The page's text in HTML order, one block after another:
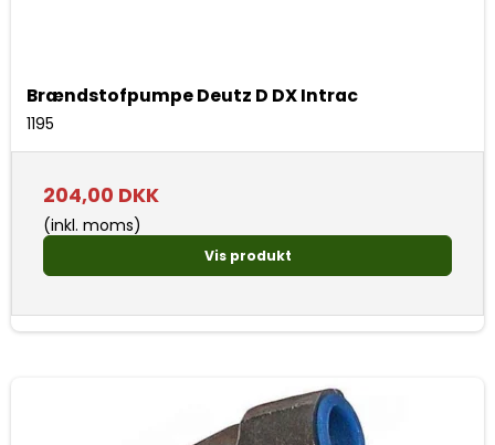
Brændstofpumpe Deutz D DX Intrac
1195
204,00 DKK
(inkl. moms)
Vis produkt